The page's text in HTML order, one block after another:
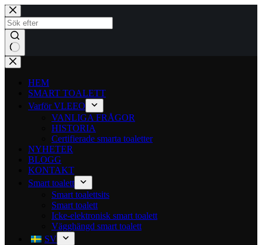
HEM
SMART TOALETT
Varför VLEEO
VANLIGA FRÅGOR
HISTORIA
Certifierade smarta toaletter
NYHETER
BLOGG
KONTAKT
Smart toalett
Smart toalettsits
Smart toalett
Icke-elektronisk smart toalett
Vägghängd smart toalett
SV